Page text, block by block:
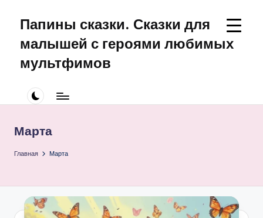
Перейти
содержимому
Папины сказки. Сказки для
малышей с героями любимых
мультфимов
для
малышей
Щенячий
Марта
Главная Марта